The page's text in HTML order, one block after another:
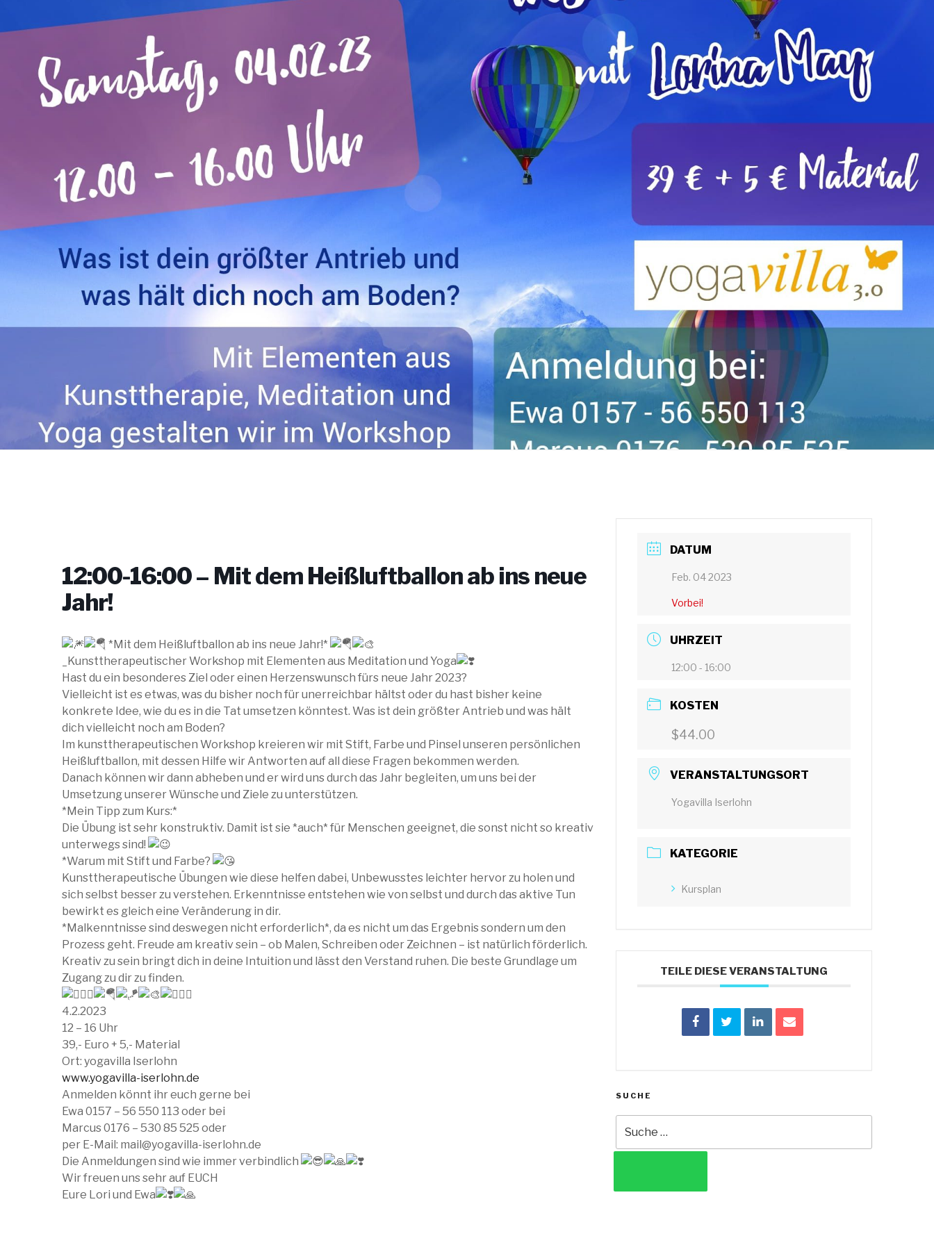
12:00-16:00 – Mit dem Heißluftballon ab ins neue
Jahr!
*Mit dem Heißluftballon ab ins neue Jahr!*
_Kunsttherapeutischer Workshop mit Elementen aus Meditation und Yoga
Hast du ein besonderes Ziel oder einen Herzenswunsch fürs neue Jahr 2023?
Vielleicht ist es etwas, was du bisher noch für unerreichbar hältst oder du hast bisher keine
konkrete Idee, wie du es in die Tat umsetzen könntest. Was ist dein größter Antrieb und was hält
dich vielleicht noch am Boden?
Im kunsttherapeutischen Workshop kreieren wir mit Stift, Farbe und Pinsel unseren persönlichen
Heißluftballon, mit dessen Hilfe wir Antworten auf all diese Fragen bekommen werden.
Danach können wir dann abheben und er wird uns durch das Jahr begleiten, um uns bei der
Umsetzung unserer Wünsche und Ziele zu unterstützen.
*Mein Tipp zum Kurs:*
Die Übung ist sehr konstruktiv. Damit ist sie *auch* für Menschen geeignet, die sonst nicht so kreativ
unterwegs sind!
*Warum mit Stift und Farbe?
Kunsttherapeutische Übungen wie diese helfen dabei, Unbewusstes leichter hervor zu holen und
sich selbst besser zu verstehen. Erkenntnisse entstehen wie von selbst und durch das aktive Tun
bewirkt es gleich eine Veränderung in dir.
*Malkenntnisse sind deswegen nicht erforderlich*, da es nicht um das Ergebnis sondern um den
Prozess geht. Freude am kreativ sein – ob Malen, Schreiben oder Zeichnen – ist natürlich förderlich.
Kreativ zu sein bringt dich in deine Intuition und lässt den Verstand ruhen. Die beste Grundlage um
Zugang zu dir zu finden.
4.2.2023
12 – 16 Uhr
39,- Euro + 5,- Material
Ort: yogavilla Iserlohn
www.yogavilla-iserlohn.de
Anmelden könnt ihr euch gerne bei
Ewa 0157 – 56 550 113 oder bei
Marcus 0176 – 530 85 525 oder
per E-Mail: mail@yogavilla-iserlohn.de
Die Anmeldungen sind wie immer verbindlich
Wir freuen uns sehr auf EUCH
Eure Lori und Ewa
DATUM
Feb. 04 2023
Vorbei!
UHRZEIT
12:00 - 16:00
KOSTEN
$44.00
VERANSTALTUNGSORT
Yogavilla Iserlohn
KATEGORIE
Kursplan
TEILE DIESE VERANSTALTUNG
SUCHE
nach: